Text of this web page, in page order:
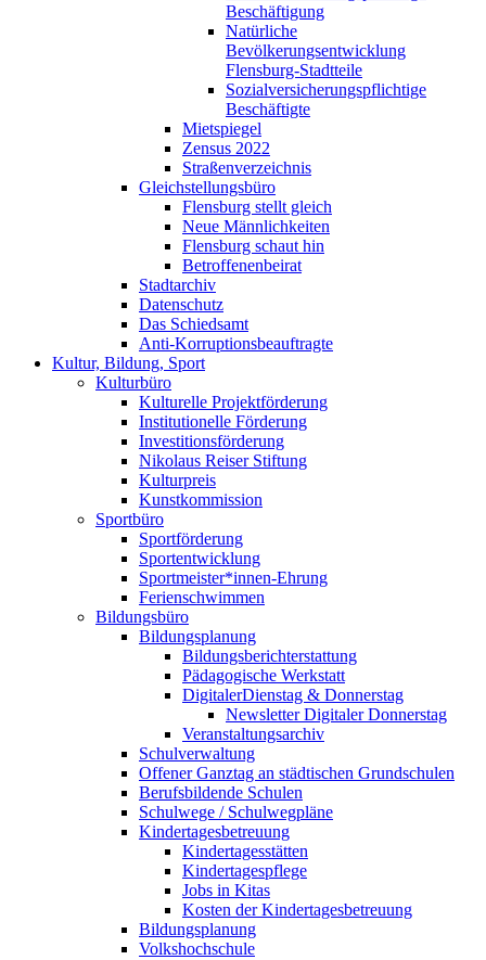
Beschäftigung
Natürliche
Bevölkerungsentwicklung
Flensburg-Stadtteile
Sozialversicherungspflichtige
Beschäftigte
Mietspiegel
Zensus 2022
Straßenverzeichnis
Gleichstellungsbüro
Flensburg stellt gleich
Neue Männlichkeiten
Flensburg schaut hin
Betroffenenbeirat
Stadtarchiv
Datenschutz
Das Schiedsamt
Anti-Korruptionsbeauftragte
Kultur, Bildung, Sport
Kulturbüro
Kulturelle Projektförderung
Institutionelle Förderung
Investitionsförderung
Nikolaus Reiser Stiftung
Kulturpreis
Kunstkommission
Sportbüro
Sportförderung
Sportentwicklung
Sportmeister*innen-Ehrung
Ferienschwimmen
Bildungsbüro
Bildungsplanung
Bildungsberichterstattung
Pädagogische Werkstatt
DigitalerDienstag & Donnerstag
Newsletter Digitaler Donnerstag
Veranstaltungsarchiv
Schulverwaltung
Offener Ganztag an städtischen Grundschulen
Berufsbildende Schulen
Schulwege / Schulwegpläne
Kindertagesbetreuung
Kindertagesstätten
Kindertagespflege
Jobs in Kitas
Kosten der Kindertagesbetreuung
Bildungsplanung
Volkshochschule